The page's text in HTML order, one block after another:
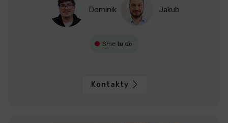
Dominik Jakub
Sme tu do
Kontakty